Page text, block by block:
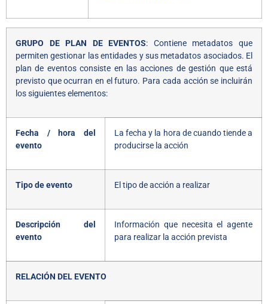
GRUPO DE PLAN DE EVENTOS: Contiene metadatos que
permiten gestionar las entidades y sus metadatos asociados. El
plan de eventos consiste en las acciones de gestión que está
previsto que ocurran en el futuro. Para cada acción se incluirán
los siguientes elementos:
Fecha / hora del
evento
La fecha y la hora de cuando tiende a
producirse la acción
Tipo de evento El tipo de acción a realizar
Descripción del
evento
Información que necesita el agente
para realizar la acción prevista
RELACIÓN DEL EVENTO